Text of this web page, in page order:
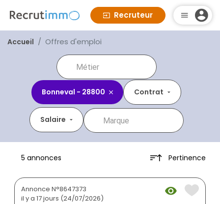
Recruteur
Accueil Offres d'emploi
Bonneval - 28800 Contrat
Salaire
5 annonces Pertinence
Annonce N°8647373
il y a 17 jours (24/07/2026)